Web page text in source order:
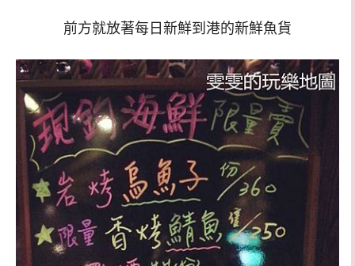
前方就放著每日新鮮到港的新鮮魚貨